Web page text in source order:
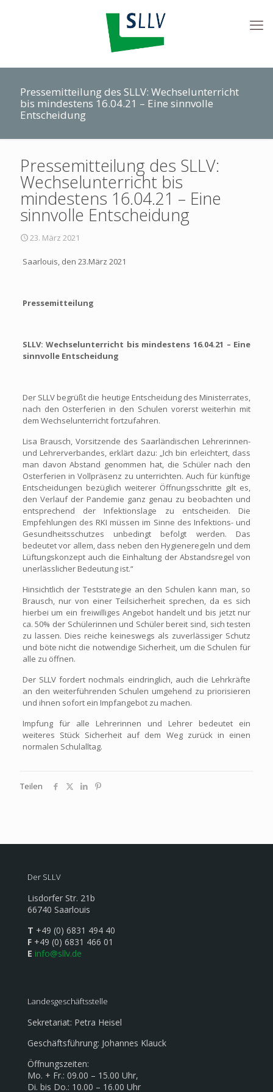
Pressemitteilung des SLLV: Wechselunterricht
bis mindestens 16.04.21 – Eine sinnvolle
Entscheidung
Pressemitteilung des SLLV:
Wechselunterricht bis
mindestens 16.04.21 – Eine
sinnvolle Entscheidung
23. März 2021
Saarlouis, den 23.März 2021
Pressemitteilung
SLLV: Wechselunterricht bis mindestens 16.04.21 – Eine
sinnvolle Entscheidung
Der SLLV begrüßt die heutige Entscheidung des Ministerrates,
nach den Osterferien in den Schulen vorerst weiterhin mit
dem Wechselunterricht fortzufahren.
Lisa Brausch, Vorsitzende des Saarländischen Lehrerinnen-
und Lehrerverbandes, erklärt dazu: „Ich bin erleichtert, dass
man davon Abstand genommen hat, die Schüler nach den
Osterferien in Vollpräsenz zu unterrichten. Auch für künftige
Entscheidungen bezüglich weiterer Öffnungsschritte gilt es,
den Verlauf der Pandemie ganz genau zu beobachten und
entsprechend der Infektionslage zu entscheiden. Die
Empfehlungen des RKI müssen im Sinne des Infektions- und
Gesundheitsschutzes unbedingt befolgt werden. Das
bedeutet vor allem, dass neben den Hygieneregeln und dem
Lüftungskonzept auch die Einhaltung der Abstandsregel von
unerlässlicher Bedeutung ist.“
Hinsichtlich der Teststrategie an den Schulen kann man, so
Brausch, nur von einer Teilsicherheit sprechen, da es sich
hierbei um ein freiwilliges Angebot handelt und bis jetzt nur
ca. 50% der Schülerinnen und Schüler bereit sind, sich testen
zu lassen. Dies reiche keineswegs als zuverlässiger Schutz
und böte nicht die notwendige Sicherheit, um die Schulen für
alle zu öffnen.
Der SLLV fordert nochmals eindringlich, auch die Lehrkräfte
an den weiterführenden Schulen umgehend zu priorisieren
und ihnen sofort ein Impfangebot zu machen.
Impfung für alle Lehrerinnen und Lehrer bedeutet ein
weiteres Stück Sicherheit auf dem Weg zurück in einen
normalen Schulalltag.
Teilen
Der SLLV
Lisdorfer Str. 21b
66740 Saarlouis
T +49 (0) 6831 494 40
F +49 (0) 6831 466 01
E info@sllv.de
Landesgeschäftsstelle
Sekretariat: Petra Heisel
Geschäftsführung: Johannes Klauck
Öffnungszeiten:
Mo. + Fr.: 09.00 – 15.00 Uhr,
Di. bis Do.: 10.00 – 16.00 Uhr